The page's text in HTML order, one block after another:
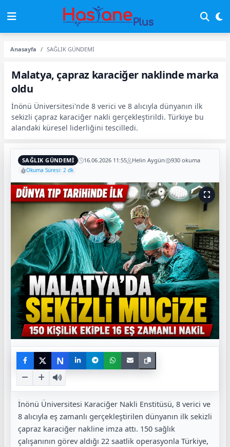
Anasayfa SAĞLIK GÜNDEMİ
Malatya, çapraz karaciğer naklinde marka
oldu
İnönü Üniversitesi'nde 8 verici ve 8 alıcıyla dünyanın ilk
sekizli çapraz karaciğer nakli gerçekleştirildi. Türkiye bu
alandaki küresel liderliğini tescilledi.
SAĞLIK GÜNDEMİ 16.06.2026 11:55 Helin Aygün 930 okuma
Okuma Süresi: 2 dk
N
İnönü Üniversitesi Karaciğer Nakli Enstitüsü, 8 verici ve
8 alıcıyla eş zamanlı gerçekleştirilen dünyanın ilk sekizli
çapraz karaciğer nakline imza attı. 150 sağlık
çalışanının görev aldığı 22 saatlik operasyonla Türkiye,